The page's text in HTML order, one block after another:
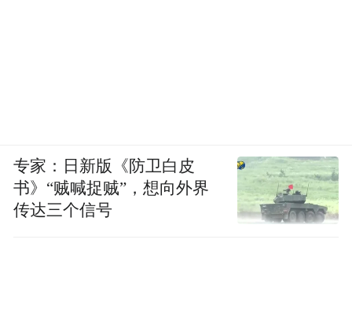
专家：日新版《防卫白皮
书》“贼喊捉贼”，想向外界
传达三个信号